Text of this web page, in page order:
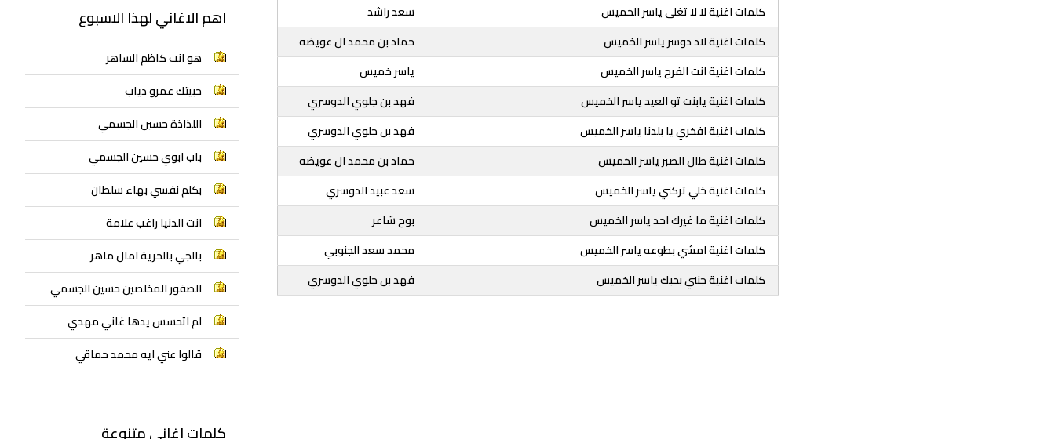
كلمات اغنية لا لا تغلى ياسر الخميس
سعد راشد
كلمات اغنية لاد دوسر ياسر الخميس
حماد بن محمد ال عويضه
كلمات اغنية انت الفرح ياسر الخميس
ياسر خميس
كلمات اغنية يابنت تو العيد ياسر الخميس
فهد بن جلوي الدوسري
كلمات اغنية افخري يا بلدنا ياسر الخميس
فهد بن جلوي الدوسري
كلمات اغنية طال الصبر ياسر الخميس
حماد بن محمد ال عويضه
كلمات اغنية خلي تركني ياسر الخميس
سعد عبيد الدوسري
كلمات اغنية ما غيرك احد ياسر الخميس
بوح شاعر
كلمات اغنية امشي بطوعه ياسر الخميس
محمد سعد الجنوبي
كلمات اغنية جنني بحبك ياسر الخميس
فهد بن جلوي الدوسري
اهم الاغاني لهذا الاسبوع
هو انت كاظم الساهر
حبيتك عمرو دياب
اللذاذة حسين الجسمي
باب ابوي حسين الجسمي
بكلم نفسي بهاء سلطان
انت الدنيا راغب علامة
بالجي بالحرية امال ماهر
الصقور المخلصين حسين الجسمي
لم اتحسس يدها غاني مهدي
قالوا عني ايه محمد حماقي
كلمات اغاني متنوعة